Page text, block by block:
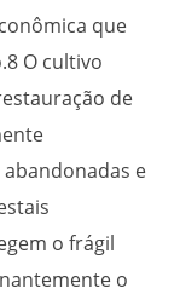
que
8 O cultivo
de
e
o frágil
o